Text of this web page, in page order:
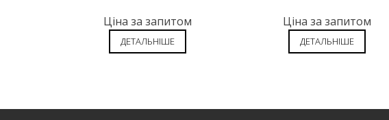
Ціна за запитом
ДЕТАЛЬНІШЕ
Ціна за запитом
ДЕТАЛЬНІШЕ